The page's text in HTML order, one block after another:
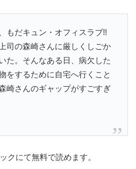
もだキュン・オフィスラブ!!
司の森崎さんに厳しくしごか
た。そんなある日、病欠した
をするために自宅へ行くこと
崎さんのギャップがすごすぎ
クにて無料で読めます。